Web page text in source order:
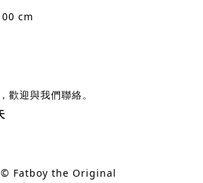
cm
歡迎與我們聯絡。
Fatboy the Original